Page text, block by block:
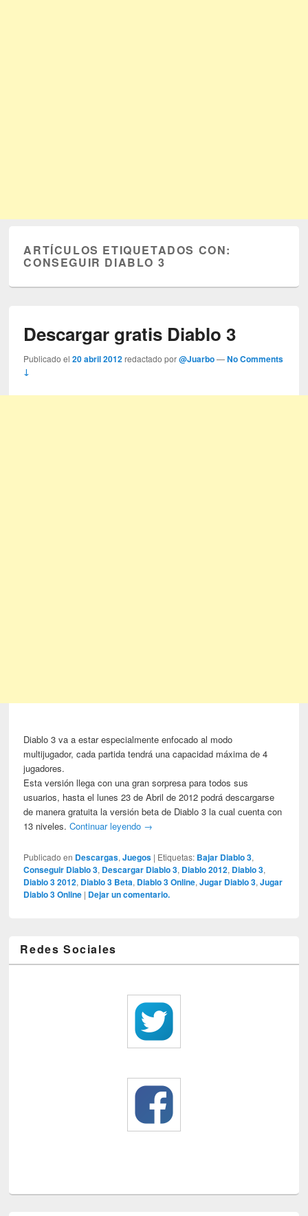
ARTÍCULOS ETIQUETADOS CON:
CONSEGUIR DIABLO 3
Descargar gratis Diablo 3
Publicado el20 abril 2012 redactado por@Juarbo —No Comments
↓
Diablo 3 va a estar especialmente enfocado al modo
multijugador, cada partida tendrá una capacidad máxima de 4
jugadores.
Esta versión llega con una gran sorpresa para todos sus
usuarios, hasta el lunes 23 de Abril de 2012 podrá descargarse
de manera gratuita la versión beta de Diablo 3 la cual cuenta con
13 niveles.Continuar leyendo →
Publicado en Descargas,Juegos | Etiquetas: Bajar Diablo 3,
Conseguir Diablo 3, Descargar Diablo 3, Diablo 2012, Diablo 3,
Diablo 3 2012, Diablo 3 Beta, Diablo 3 Online,Jugar Diablo 3,Jugar
Diablo 3 Online | Dejar un comentario.
Redes Sociales